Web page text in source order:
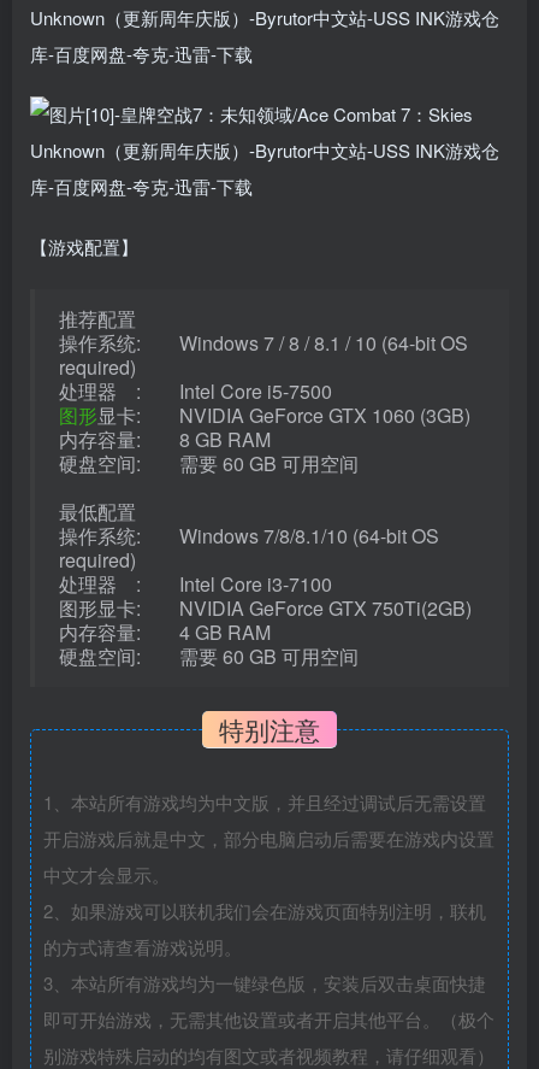
【游戏配置】
推荐配置
操作系统: Windows 7 / 8 / 8.1 / 10 (64-bit OS
required)
处理器 : Intel Core i5-7500
图形显卡: NVIDIA GeForce GTX 1060 (3GB)
内存容量: 8 GB RAM
硬盘空间: 需要 60 GB 可用空间
最低配置
操作系统: Windows 7/8/8.1/10 (64-bit OS
required)
处理器 : Intel Core i3-7100
图形显卡: NVIDIA GeForce GTX 750Ti(2GB)
内存容量: 4 GB RAM
硬盘空间: 需要 60 GB 可用空间
特别注意
1、本站所有游戏均为中文版，并且经过调试后无需设置
开启游戏后就是中文，部分电脑启动后需要在游戏内设置
中文才会显示。
2、如果游戏可以联机我们会在游戏页面特别注明，联机
的方式请查看游戏说明。
3、本站所有游戏均为一键绿色版，安装后双击桌面快捷
即可开始游戏，无需其他设置或者开启其他平台。（极个
别游戏特殊启动的均有图文或者视频教程，请仔细观看）